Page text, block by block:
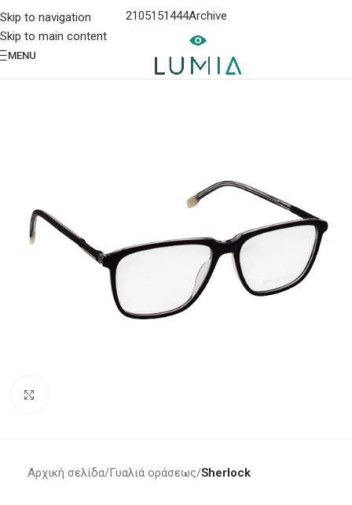
Skip to navigation
Skip to main content
2105151444Archive
MENU
Αρχική σελίδα Γυαλιά οράσεως Sherlock